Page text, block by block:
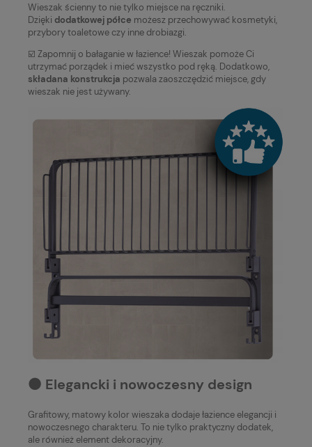
Wieszak ścienny to nie tylko miejsce na ręczniki.
Dzięki dodatkowej półce możesz przechowywać kosmetyki,
przybory toaletowe czy inne drobiazgi.
☑️ Zapomnij o bałaganie w łazience! Wieszak pomoże Ci
utrzymać porządek i mieć wszystko pod ręką. Dodatkowo,
składana konstrukcja pozwala zaoszczędzić miejsce, gdy
wieszak nie jest używany.
⚫️ Elegancki i nowoczesny design
Grafitowy, matowy kolor wieszaka dodaje łazience elegancji i
nowoczesnego charakteru. To nie tylko praktyczny dodatek,
ale również element dekoracyjny.